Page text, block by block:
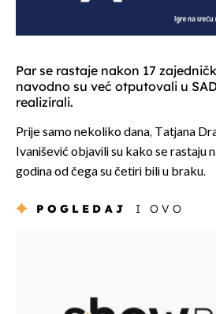
Par se rastaje nakon 17
navodno su već otputovali u
realizirali.
Prije samo nekoliko dana, Tatjana
Ivanišević objavili su kako se rastaju
godina od čega su četiri bili u braku.
POGLEDAJ I OVO